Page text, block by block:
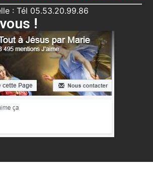
: Tél 05.53.20.99.86
!